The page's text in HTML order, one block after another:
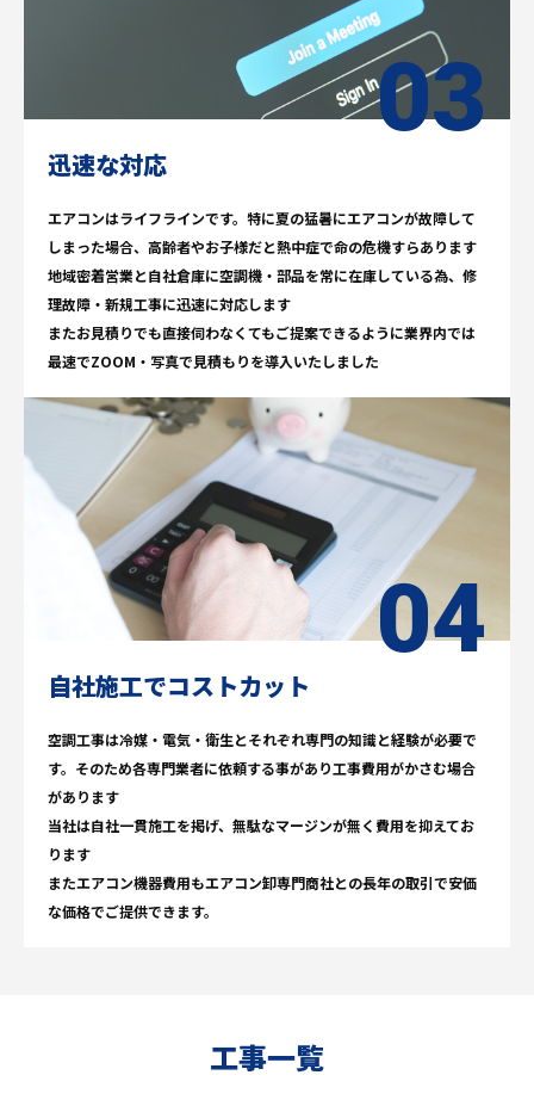
迅速な対応
エアコンはライフラインです。特に夏の猛暑にエアコンが故障して
しまった場合、高齢者やお子様だと熱中症で命の危機すらあります
地域密着営業と自社倉庫に空調機・部品を常に在庫している為、修
理故障・新規工事に迅速に対応します
またお見積りでも直接伺わなくてもご提案できるように業界内では
最速でZOOM・写真で見積もりを導入いたしました
自社施工でコストカット
空調工事は冷媒・電気・衛生とそれぞれ専門の知識と経験が必要で
す。そのため各専門業者に依頼する事があり工事費用がかさむ場合
があります
当社は自社一貫施工を掲げ、無駄なマージンが無く費用を抑えてお
ります
またエアコン機器費用もエアコン卸専門商社との長年の取引で安価
な価格でご提供できます。
工事一覧